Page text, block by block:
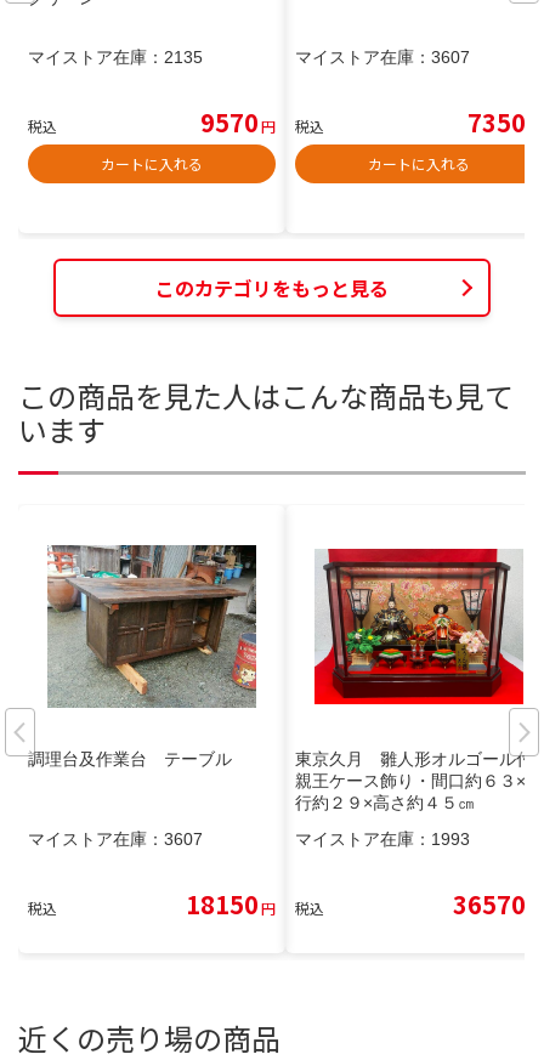
マイストア在庫： 2135
税込 9570円
カートに入れる
マイストア在庫： 3607
税込 7350
カートに入れる
このカテゴリをもっと見る
この商品を見た人はこんな商品も見て
います
調理台及作業台 テーブル
マイストア在庫： 3607
税込 18150円
東京久月 雛人形オルゴール付
親王ケース飾り・間口約６３×奥
行約２９×高さ約４５㎝
マイストア在庫： 1993
税込 36570
近くの売り場の商品